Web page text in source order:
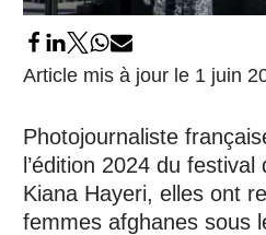
Article mis à jour le 1 juin
Photojournaliste
l’édition 2024 du
Kiana Hayeri, elles ont
femmes afghanes sous